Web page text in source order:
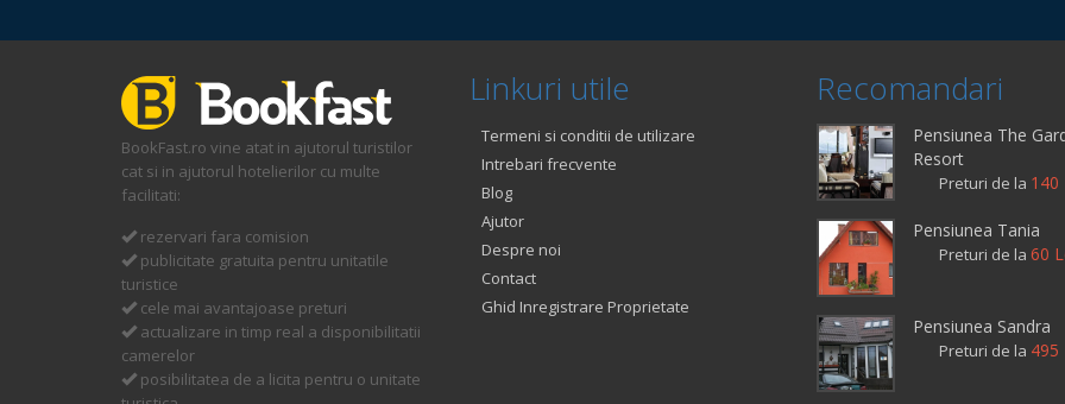
BookFast.ro vine atat in ajutorul turistilor
cat si in ajutorul hotelierilor cu multe
facilitati:
rezervari fara comision
publicitate gratuita pentru unitatile
turistice
cele mai avantajoase preturi
actualizare in timp real a disponibilitatii
camerelor
posibilitatea de a licita pentru o unitate
Linkuri utile
Termeni si conditii de utilizare
Intrebari frecvente
Blog
Ajutor
Despre noi
Contact
Ghid Inregistrare Proprietate
Recomandari
Pensiunea The
Resort
Preturi de la 140
Pensiunea Tania
Preturi de la 60
Pensiunea Sandra
Preturi de la 495